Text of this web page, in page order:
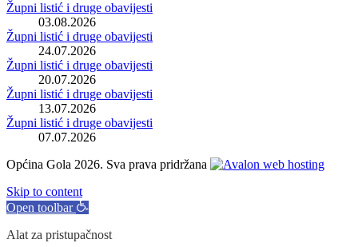
Župni listić i druge obavijesti
03.08.2026
Župni listić i druge obavijesti
24.07.2026
Župni listić i druge obavijesti
20.07.2026
Župni listić i druge obavijesti
13.07.2026
Župni listić i druge obavijesti
07.07.2026
Općina Gola 2026. Sva prava pridržana
Skip to content
Open toolbar
Alat za pristupačnost